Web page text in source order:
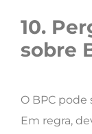
10.
sobre
O BPC pode
Em regra,